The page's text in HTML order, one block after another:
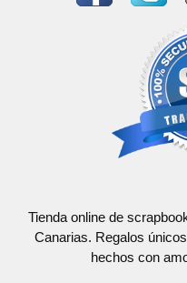
Tienda online de
Canarias. Regalos
hechos con